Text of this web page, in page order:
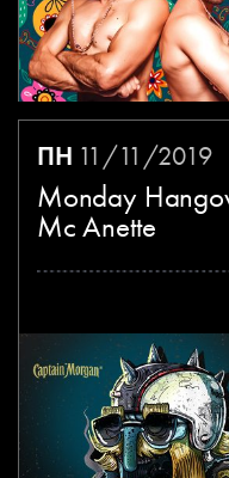
ПН 11/11/2019
Monday
Mc Anette